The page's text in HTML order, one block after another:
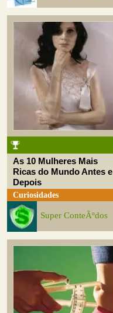
As 10 Mulheres Mais
Ricas do Mundo Antes e
Depois
Curiosidades
Super ConteÃºdos